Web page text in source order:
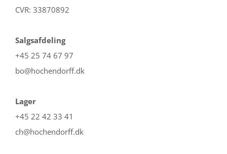
CVR: 33870892
Salgsafdeling
+45 25 74 67 97
bo@hochendorff.dk
Lager
+45 22 42 33 41
ch@hochendorff.dk